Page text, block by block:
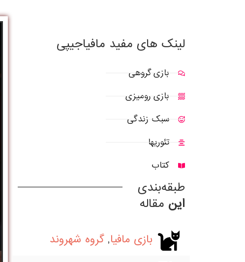
لینک های مفید مافیاجیپی
بازی گروهی
بازی رومیزی
سبک زندگی
تئوریها
کتاب
طبقه‌بندی
این مقاله
بازی مافیا,گروه شهروند